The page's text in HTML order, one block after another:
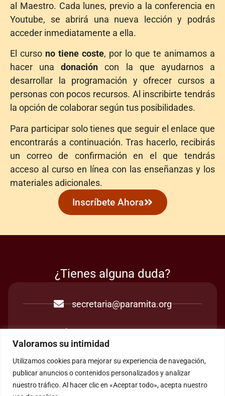
Valoramos su intimidad
Utilizamos cookies para mejorar su experiencia de navegación,
publicar anuncios o contenidos personalizados y analizar
nuestro tráfico. Al hacer clic en «Aceptar todo», acepta nuestro
al Maestro. Cada lunes, previo a la conferencia en
Youtube, se abrirá una nueva lección y podrás
acceder inmediatamente a ella.
El curso no tiene coste, por lo que te animamos a
hacer unadonación con la que ayudarnos a
desarrollar la programación y ofrecer cursos a
personas con pocos recursos. Al inscribirte tendrás
la opción de colaborar según tus posibilidades.
Para participar solo tienes que seguir el enlace que
encontrarás a continuación. Tras hacerlo, recibirás
un correo de confirmación en el que tendrás
acceso al curso en línea con las enseñanzas y los
materiales adicionales.
Inscríbete Ahora
¿Tienes alguna duda?
secretaria@paramita.org
soporte@paramita.org
(+34) 965 760 777
Martes a sábado, 10h a 13h y 15h a 17h